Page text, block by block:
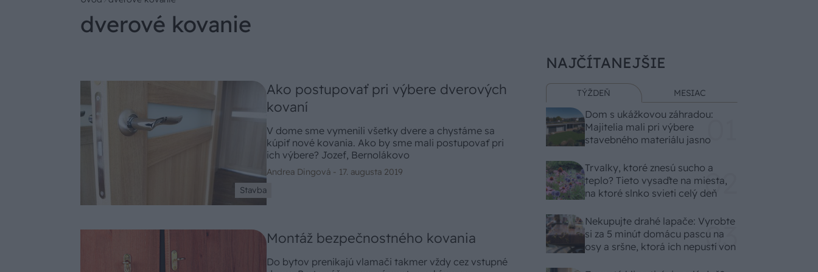
dverové kovanie
Stavba
Ako postupovať pri výbere dverových
kovaní
V dome sme vymenili všetky dvere a chystáme sa
kúpiť nové kovania. Ako by sme mali postupovať pri
ich výbere? Jozef, Bernolákovo
Andrea Dingová - 17. augusta 2019
Montáž bezpečnostného kovania
Do bytov prenikajú vlamači takmer vždy cez vstupné
NAJČÍTANEJŠIE
TÝŽDEŇ MESIAC
Dom s ukážkovou záhradou:
Majitelia mali pri výbere
stavebného materiálu jasno
Trvalky, ktoré znesú sucho a
teplo? Tieto vysaďte na miesta,
na ktoré slnko svieti celý deň
Nekupujte drahé lapače: Vyrobte
si za 5 minút domácu pascu na
osy a sršne, ktorá ich nepustí von